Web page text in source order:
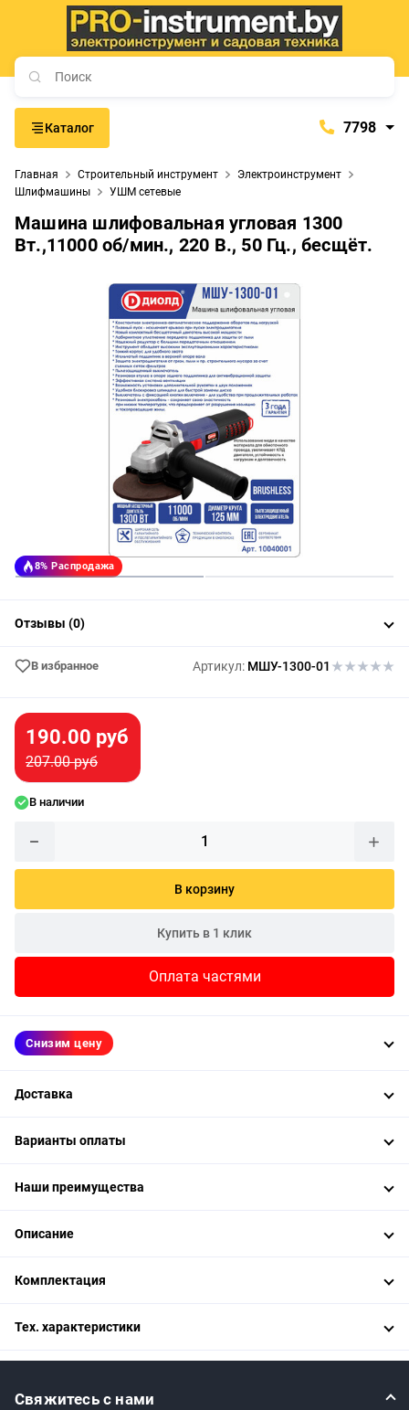
Каталог 7798
+375 (29) 765-57-74
proinstrument-minsk@mail.ru
Будние дни:с 9:00 до 21:00
Выходные дни:с 9:00 до 20:00
Главная Строительный инструмент
Электроинструмент
Шлифмашины
УШМ сетевые
Машина шлифовальная угловая 1300
Вт.,11000 об/мин., 220 В., 50 Гц., бесщёт.
8% Распродажа
Отзывы (0)
В избранное Артикул: МШУ-1300-01
190.00 руб
207.00 руб
В наличии
В корзину
Купить в 1 клик
Оплата частями
Снизим цену
Доставка
Варианты оплаты
Наши преимущества
Описание
Комплектация
Тех. характеристики
Свяжитесь с нами